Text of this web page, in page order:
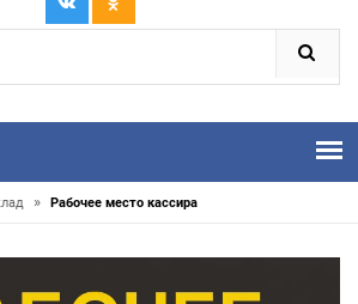
» Рабочее место кассира